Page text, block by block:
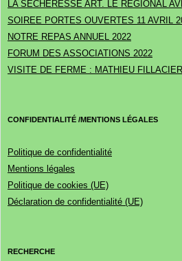
LA SECHERESSE ART. LE REGIONAL
SOIREE PORTES OUVERTES 11 AVRIL
NOTRE REPAS ANNUEL 2022
FORUM DES ASSOCIATIONS 2022
VISITE DE FERME : MATHIEU FILLACIER
CONFIDENTIALITÉ /MENTIONS LÉGALES
Politique de confidentialité
Mentions légales
Politique de cookies (UE)
Déclaration de confidentialité (UE)
RECHERCHE